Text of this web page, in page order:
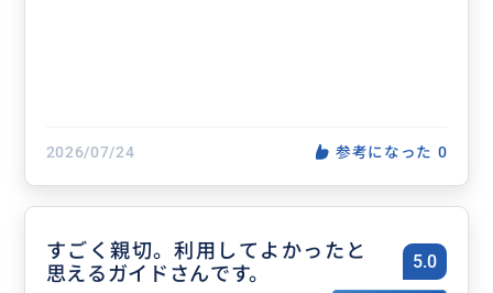
2026/07/24 参考になった 0
すごく親切。利用してよかったと
思えるガイドさんです。
5.0